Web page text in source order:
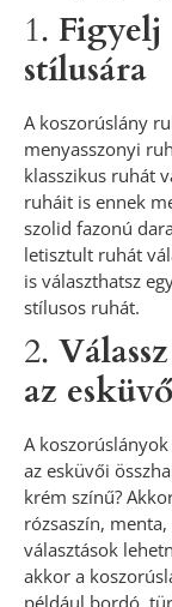
1. Figyelj
stílusára
A koszorúslány
menyasszonyi
klasszikus ruhát
ruháit is ennek
szolid fazonú
letisztult ruhát
is választhatsz
stílusos ruhát.
2.
az
A
az esküvői
krém színű?
rózsaszín,
választások
akkor a